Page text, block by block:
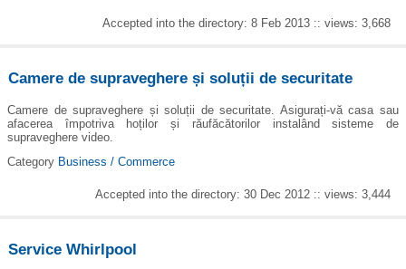
Accepted into the directory: 8 Feb 2013 :: views: 3,668
Camere de supraveghere și soluții de securitate
Camere de supraveghere și soluții de securitate. Asigurați-vă casa sau
afacerea împotriva hoților și răufăcătorilor instalând sisteme de
supraveghere video.
Category Business / Commerce
Accepted into the directory: 30 Dec 2012 :: views: 3,444
Service Whirlpool